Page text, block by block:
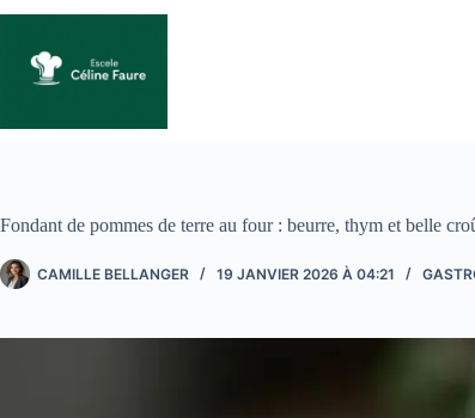
contenu
Fondant de pommes de terre au four : beurre, thym et belle
CAMILLE BELLANGER 19 JANVIER 2026 À 04:21